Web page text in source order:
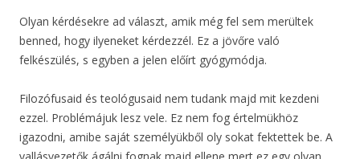
Olyan kérdésekre ad választ, amik még fel sem merültek
benned, hogy ilyeneket kérdezzél. Ez a jövőre való
felkészülés, s egyben a jelen előírt gyógymódja.
Filozófusaid és teológusaid nem tudank majd mit kezdeni
ezzel. Problémájuk lesz vele. Ez nem fog értelmükhöz
igazodni, amibe saját személyükből oly sokat fektettek be. A